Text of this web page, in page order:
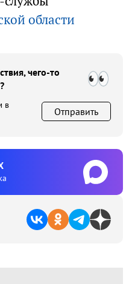
области
чего-то
в
Отправить